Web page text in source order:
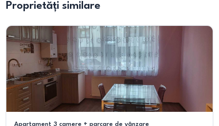
Proprietăți similare
Apartament 3 camere + parcare de vânzare